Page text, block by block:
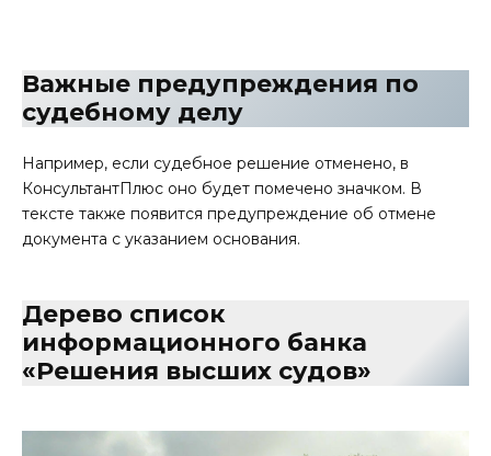
Важные предупреждения по
судебному делу
Например, если судебное решение отменено, в
КонсультантПлюс оно будет помечено значком. В
тексте также появится предупреждение об отмене
документа с указанием основания.
Дерево список
информационного банка
«Решения высших судов»